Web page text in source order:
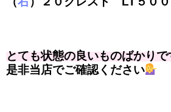
とても状態の良いものばかりで
是非当店でご確認ください